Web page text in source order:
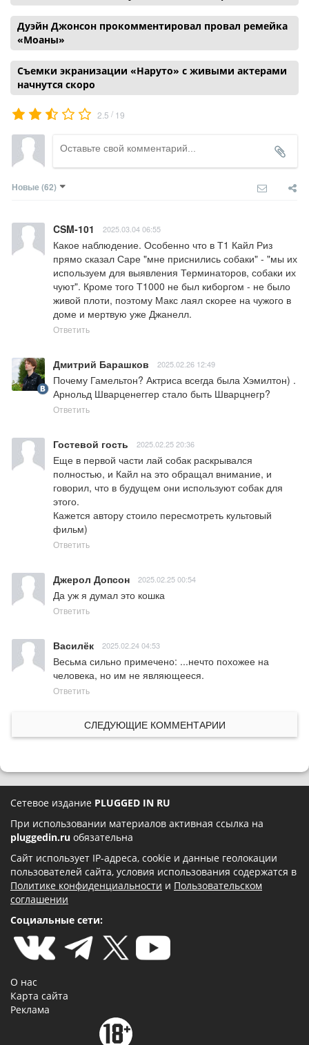
Дуэйн Джонсон прокомментировал провал ремейка
«Моаны»
Съемки экранизации «Наруто» с живыми актерами
начнутся скоро
2.5 / 19
Новые (62)
CSM-101 2025.03.04 06:55
Какое наблюдение. Особенно что в Т1 Кайл Риз
прямо сказал Саре "мне приснились собаки" - "мы их
используем для выявления Терминаторов, собаки их
чуют". Кроме того Т1000 не был киборгом - не было
живой плоти, поэтому Макс лаял скорее на чужого в
доме и мертвую уже Джанелл.
Ответить
Дмитрий Барашков 2025.02.26 12:49
Почему Гамельтон? Актриса всегда была Хэмилтон) .
Арнольд Шварценеггер стало быть Шварцнегр?
Ответить
Гостевой гость 2025.02.25 20:36
Еще в первой части лай собак раскрывался
полностью, и Кайл на это обращал внимание, и
говорил, что в будущем они используют собак для
этого.
Кажется автору стоило пересмотреть культовый
фильм)
Ответить
Джерол Допсон 2025.02.25 00:54
Да уж я думал это кошка
Ответить
Василёк 2025.02.24 04:53
Весьма сильно примечено: ...нечто похожее на
человека, но им не являющееся.
Ответить
СЛЕДУЮЩИЕ КОММЕНТАРИИ
Сетевое издание PLUGGED IN RU
При использовании материалов активная ссылка на
pluggedin.ru обязательна
Сайт использует IP-адреса, cookie и данные геолокации
пользователей сайта, условия использования содержатся в
Политике конфиденциальности и Пользовательском
соглашении
Социальные сети:
О нас
Карта сайта
Реклама